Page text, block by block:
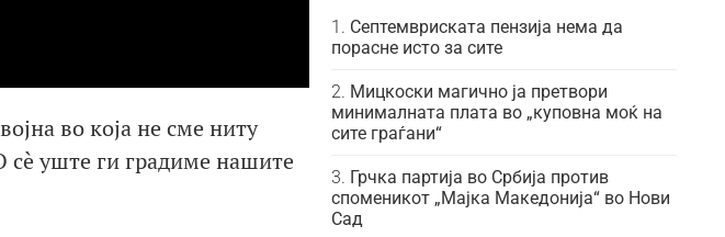
во која не сме ниту
сè уште ги градиме нашите
Септемвриската пензија нема да
порасне исто за сите
Мицкоски магично ја претвори
минималната плата во „куповна моќ на
сите граѓани“
Грчка партија во Србија против
споменикот „Мајка Македонија“ во Нови
Сад